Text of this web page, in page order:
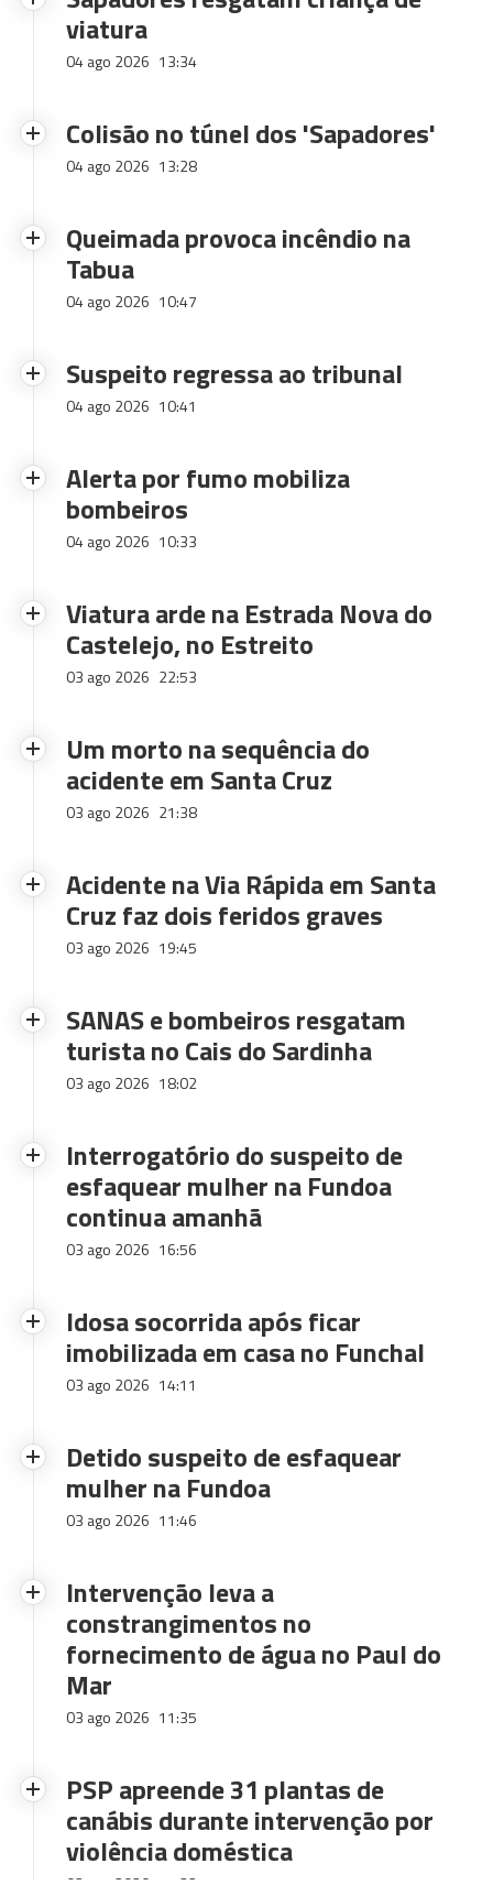
viatura
04 ago 2026 13:34
Colisão no túnel dos 'Sapadores'
04 ago 2026 13:28
Queimada provoca incêndio na
Tabua
04 ago 2026 10:47
Suspeito regressa ao tribunal
04 ago 2026 10:41
Alerta por fumo mobiliza
bombeiros
04 ago 2026 10:33
Viatura arde na Estrada Nova do
Castelejo, no Estreito
03 ago 2026 22:53
Um morto na sequência do
acidente em Santa Cruz
03 ago 2026 21:38
Acidente na Via Rápida em Santa
Cruz faz dois feridos graves
03 ago 2026 19:45
SANAS e bombeiros resgatam
turista no Cais do Sardinha
03 ago 2026 18:02
Interrogatório do suspeito de
esfaquear mulher na Fundoa
continua amanhã
03 ago 2026 16:56
Idosa socorrida após ficar
imobilizada em casa no Funchal
03 ago 2026 14:11
Detido suspeito de esfaquear
mulher na Fundoa
03 ago 2026 11:46
Intervenção leva a
constrangimentos no
fornecimento de água no Paul do
Mar
03 ago 2026 11:35
PSP apreende 31 plantas de
canábis durante intervenção por
violência doméstica
03 ago 2026 11:22